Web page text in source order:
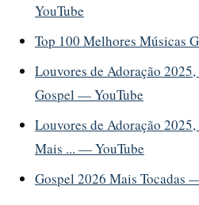
YouTube
Top 100 Melhores Músicas
Louvores de Adoração
Gospel — YouTube
Louvores de Adoração
Mais ... — YouTube
Gospel 2026 Mais Tocadas